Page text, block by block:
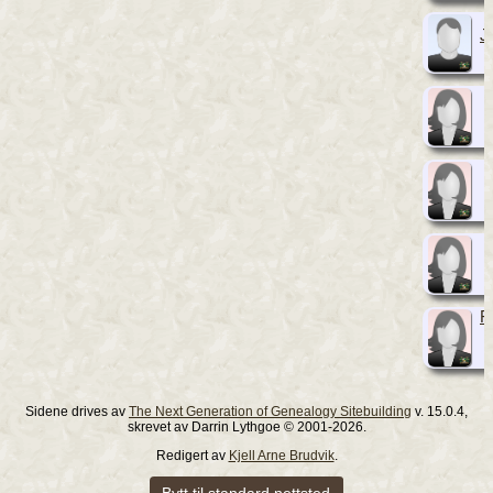
Sidene drives av The Next Generation of Genealogy Sitebuilding v. 15.0.4,
skrevet av Darrin Lythgoe © 2001-2026.
Redigert av Kjell Arne Brudvik.